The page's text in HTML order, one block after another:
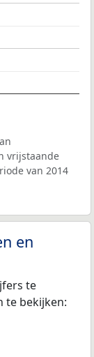
vrijstaande
van 2014
en
te
te bekijken: